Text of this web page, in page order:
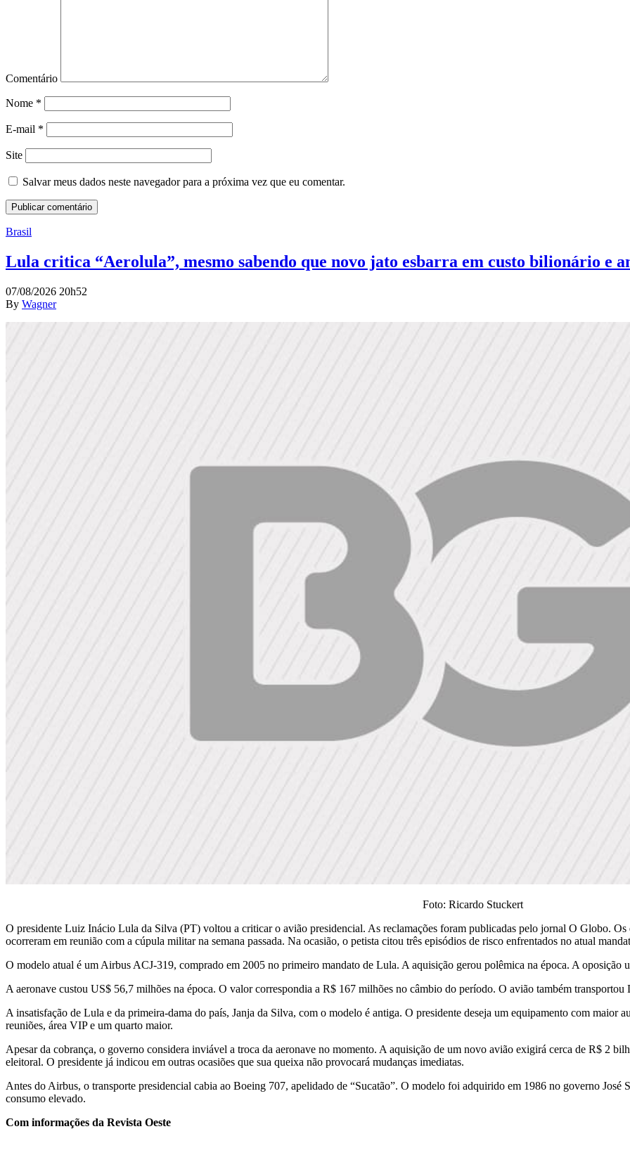
Comentário
Nome *
E-mail *
Site
Salvar meus dados neste navegador para a próxima vez que eu comentar.
Brasil
Lula critica “Aerolula”, mesmo sabendo que novo jato esbarra em custo bilionário e
07/08/2026 20h52
By Wagner
Foto: Ricardo Stuckert
O presidente Luiz Inácio Lula da Silva (PT) voltou a criticar o avião presidencial. As reclamações foram publicadas pelo jornal O Globo.
ocorreram em reunião com a cúpula militar na semana passada. Na ocasião, o petista citou três episódios de risco enfrentados no atual
O modelo atual é um Airbus ACJ-319, comprado em 2005 no primeiro mandato de Lula. A aquisição gerou polêmica na época. A oposição
A aeronave custou US$ 56,7 milhões na época. O valor correspondia a R$ 167 milhões no câmbio do período. O avião também
A insatisfação de Lula e da primeira-dama do país, Janja da Silva, com o modelo é antiga. O presidente deseja um equipamento com maior
reuniões, área VIP e um quarto maior.
Apesar da cobrança, o governo considera inviável a troca da aeronave no momento. A aquisição de um novo avião exigirá cerca de R$ 2
eleitoral. O presidente já indicou em outras ocasiões que sua queixa não provocará mudanças imediatas.
Antes do Airbus, o transporte presidencial cabia ao Boeing 707, apelidado de “Sucatão”. O modelo foi adquirido em 1986 no governo José
consumo elevado.
Com informações da Revista Oeste